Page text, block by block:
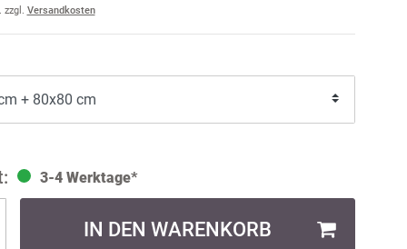
zzgl. Versandkosten
3-4 Werktage*
IN DEN WARENKORB